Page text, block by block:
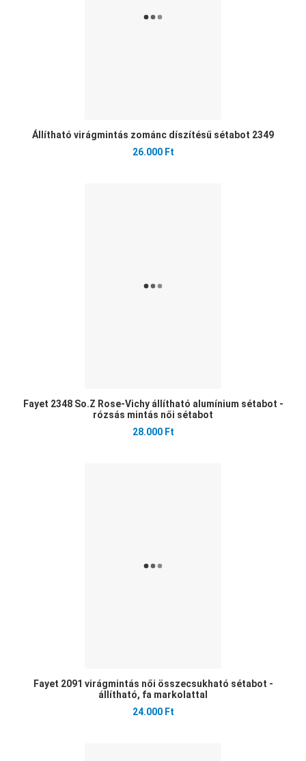
Állítható virágmintás zománc díszítésű sétabot 2349
26.000 Ft
Fayet 2348 So.Z Rose-Vichy állítható alumínium sétabot -
rózsás mintás női sétabot
28.000 Ft
Fayet 2091 virágmintás női összecsukható sétabot -
állítható, fa markolattal
24.000 Ft